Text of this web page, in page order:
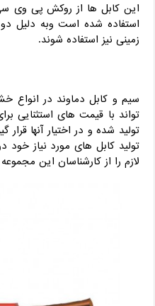
این کابل ها از روکش پی وی سی
استفاده شده است وبه دلیل
زمینی نیز استفاده شوند.
سیم و کابل دماوند در
تواند با قیمت های استثنایی
تولید شده و در اختیار آنها
تولید کابل های مورد نیاز خود
لازم را از کارشناسان این